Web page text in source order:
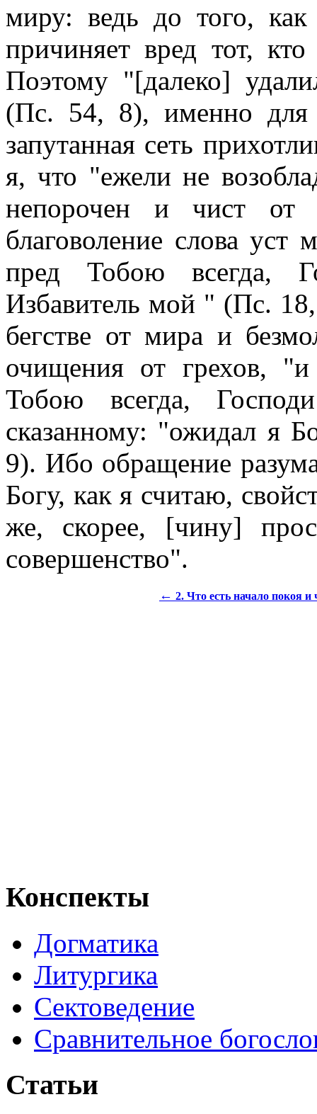
миру: ведь до того,
причиняет вред тот,
Поэтому "[далеко]
(Пс. 54, 8), именно для
запутанная сеть
я, что "ежели не
непорочен и чист от
благоволение слова
пред Тобою всегда,
Избавитель мой " (Пс.
бегстве от мира и
очищения от грехов,
Тобою всегда,
сказанному: "ожидал я
9). Ибо обращение
Богу, как я считаю,
же, скорее, [чину]
совершенство".
← 2. Что есть начало покоя и
Конспекты
Догматика
Литургика
Сектоведение
Сравнительное
Статьи